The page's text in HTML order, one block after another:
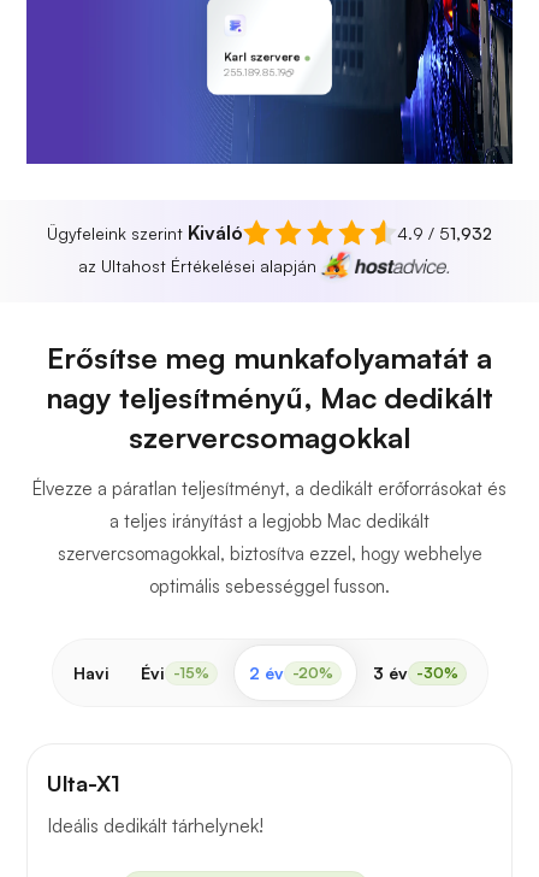
Karl szervere
255.189.85.19
Ügyfeleink szerint Kiváló 4.9 / 51,932
az Ultahost Értékelései alapján
Erősítse meg munkafolyamatát a
nagy teljesítményű, Mac dedikált
szervercsomagokkal
Élvezze a páratlan teljesítményt, a dedikált erőforrásokat és
a teljes irányítást a legjobb Mac dedikált
szervercsomagokkal, biztosítva ezzel, hogy webhelye
optimális sebességgel fusson.
Havi Évi -15% 2 év -20% 3 év -30%
Ulta-X1
Ideális dedikált tárhelynek!